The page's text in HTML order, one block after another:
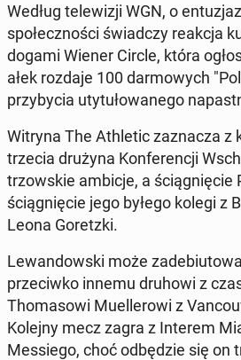
Według telewiz­ji WGN, o
społecznoś­ci świad­czy reakcja
dogami Wiener Circle, która
ałek rozdaje 100 dar­mowych
przy­by­cia uty­tułowanego
Witryna The Ath­let­ic za­z­nacza z
trzecia drużyna Kon­fer­encji
tr­zowskie ambicje, a ściąg­nię­cie
ściąg­nię­cie jego byłego kolegi z
Leona Goret­z­ki.
Lewandows­ki może
prze­ci­wko innemu druhowi z
Thoma­sowi Muellerowi z
Kolejny mecz zagra z Interem
Messiego, choć odbędzie się on